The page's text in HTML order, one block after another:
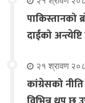
पाकिस्तानको
दाईको
२१ श्रावण
कांग्रेसको